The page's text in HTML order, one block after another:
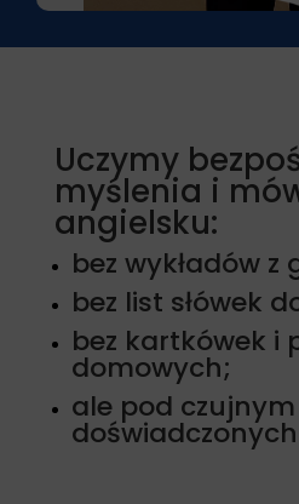
Uczymy
myślenia i
angielsku:
bez wykładów
bez list słówek
bez kartkówek i
domowych;
ale pod